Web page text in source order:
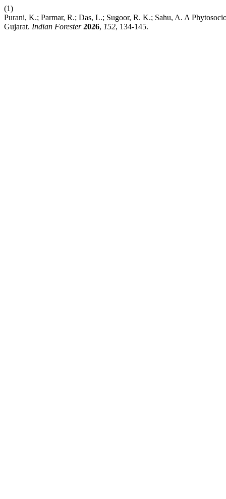
(1)
Purani, K.; Parmar, R.; Das, L.; Sugoor, R. K.; Sahu, A. A
Gujarat. Indian Forester 2026, 152, 134-145.